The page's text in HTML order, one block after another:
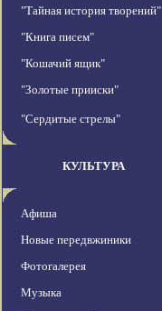
"Тайная история творений"
"Книга писем"
"Кошачий ящик"
"Золотые прииски"
"Сердитые стрелы"
КУЛЬТУРА
Афиша
Новые передвжиники
Фотогалерея
Музыка